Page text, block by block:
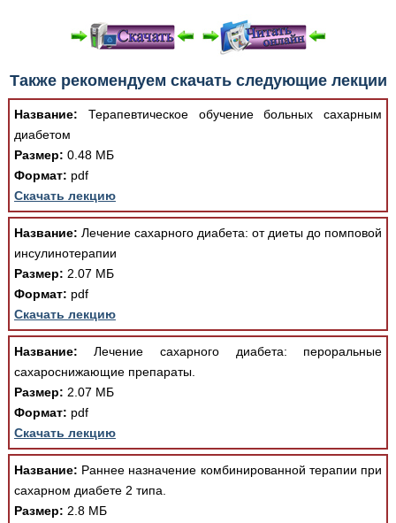
При просмотре в режиме "Читать онлайн" возможны
различные ошибки отображения документа в результате
отсутствия поддержки Вашим браузером шрифтов и
изменения размеров исходных шаблонов. При
скачивании документа данная ошибка устраняется Вашим
программным обеспечением автоматически.
Также рекомендуем скачать следующие лекции
Название: Терапевтическое обучение больных сахарным
диабетом
Размер: 0.48 МБ
Формат: pdf
Скачать лекцию
Название: Лечение сахарного диабета: от диеты до помповой
инсулинотерапии
Размер: 2.07 МБ
Формат: pdf
Скачать лекцию
Название: Лечение сахарного диабета: пероральные
сахароснижающие препараты.
Размер: 2.07 МБ
Формат: pdf
Скачать лекцию
Название: Раннее назначение комбинированной терапии при
сахарном диабете 2 типа.
Размер: 2.8 МБ